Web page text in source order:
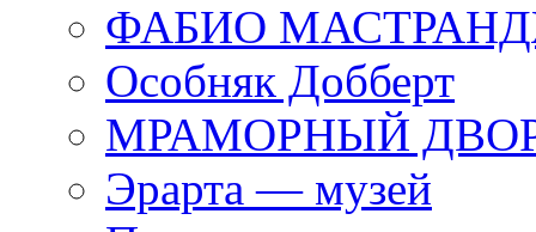
ФАБИО
Особняк Добберт
МРАМОРНЫЙ
Эрарта — музей